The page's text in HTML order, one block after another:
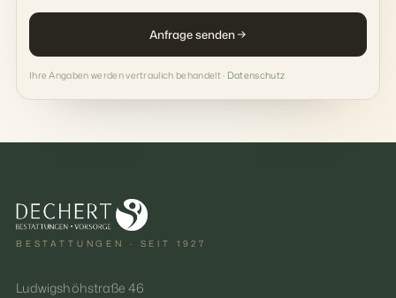
Anfrage senden
Ihre Angaben werden vertraulich behandelt · Datenschutz
BESTATTUNGEN · SEIT 1927
Ludwigshöhstraße 46